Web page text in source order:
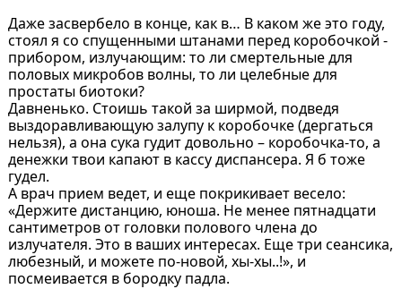
Даже засвербело в конце, как в… В каком же это году,
стоял я со спущенными штанами перед коробочкой -
прибором, излучающим: то ли смертельные для
половых микробов волны, то ли целебные для
простаты биотоки?
Давненько. Стоишь такой за ширмой, подведя
выздоравливающую залупу к коробочке (дергаться
нельзя), а она сука гудит довольно – коробочка-то, а
денежки твои капают в кассу диспансера. Я б тоже
гудел.
А врач прием ведет, и еще покрикивает весело:
«Держите дистанцию, юноша. Не менее пятнадцати
сантиметров от головки полового члена до
излучателя. Это в ваших интересах. Еще три сеансика,
любезный, и можете по-новой, хы-хы..!», и
посмеивается в бородку падла.